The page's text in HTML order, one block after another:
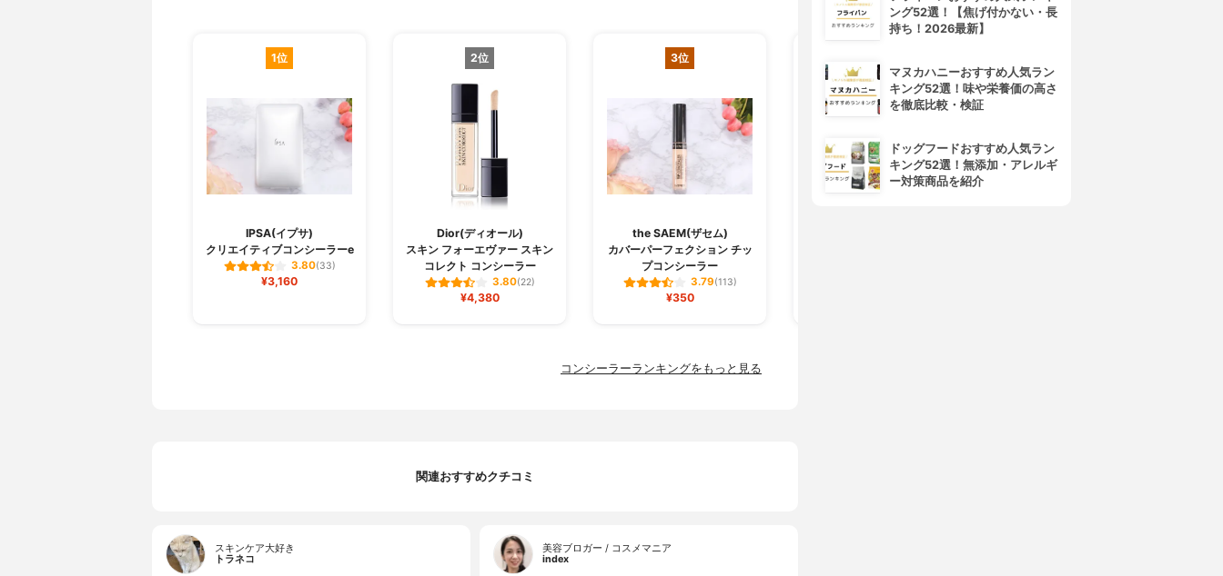
1位
IPSA(イプサ)
クリエイティブコンシーラーe
3.80(33)
¥3,160
2位
Dior(ディオール)
スキン フォーエヴァー スキン
コレクト コンシーラー
3.80(22)
¥4,380
3位
the SAEM(ザセム)
カバーパーフェクション チッ
プコンシーラー
3.79(113)
¥350
コンシーラーランキングをもっと見る
関連おすすめクチコミ
スキンケア大好き
トラネコ
美容ブロガー / コスメマニア
index
ング52選！【焦げ付かない・長
持ち！2026最新】
マヌカハニーおすすめ人気ラン
キング52選！味や栄養価の高さ
を徹底比較・検証
ドッグフードおすすめ人気ラン
キング52選！無添加・アレルギ
ー対策商品を紹介